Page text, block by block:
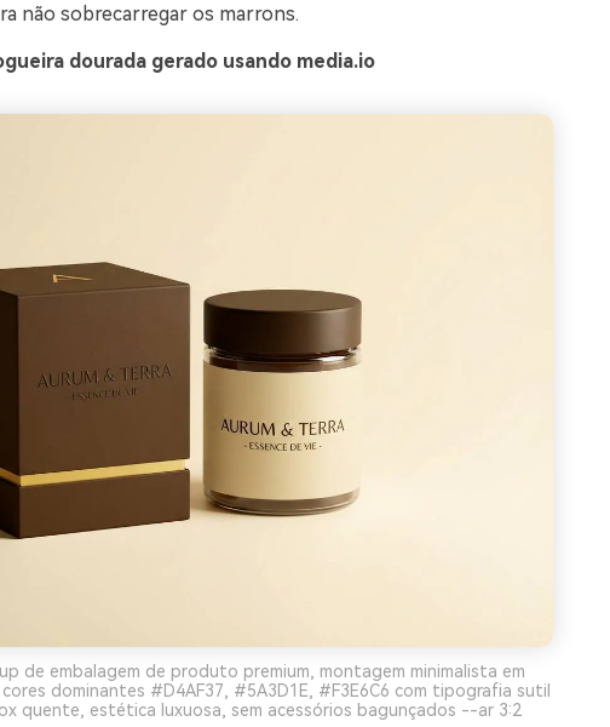
não sobrecarregar os marrons.
dourada gerado usando media.io
de embalagem de produto premium, montagem minimalista em
dominantes #D4AF37, #5A3D1E, #F3E6C6 com tipografia sutil
quente, estética luxuosa, sem acessórios bagunçados --ar 3:2